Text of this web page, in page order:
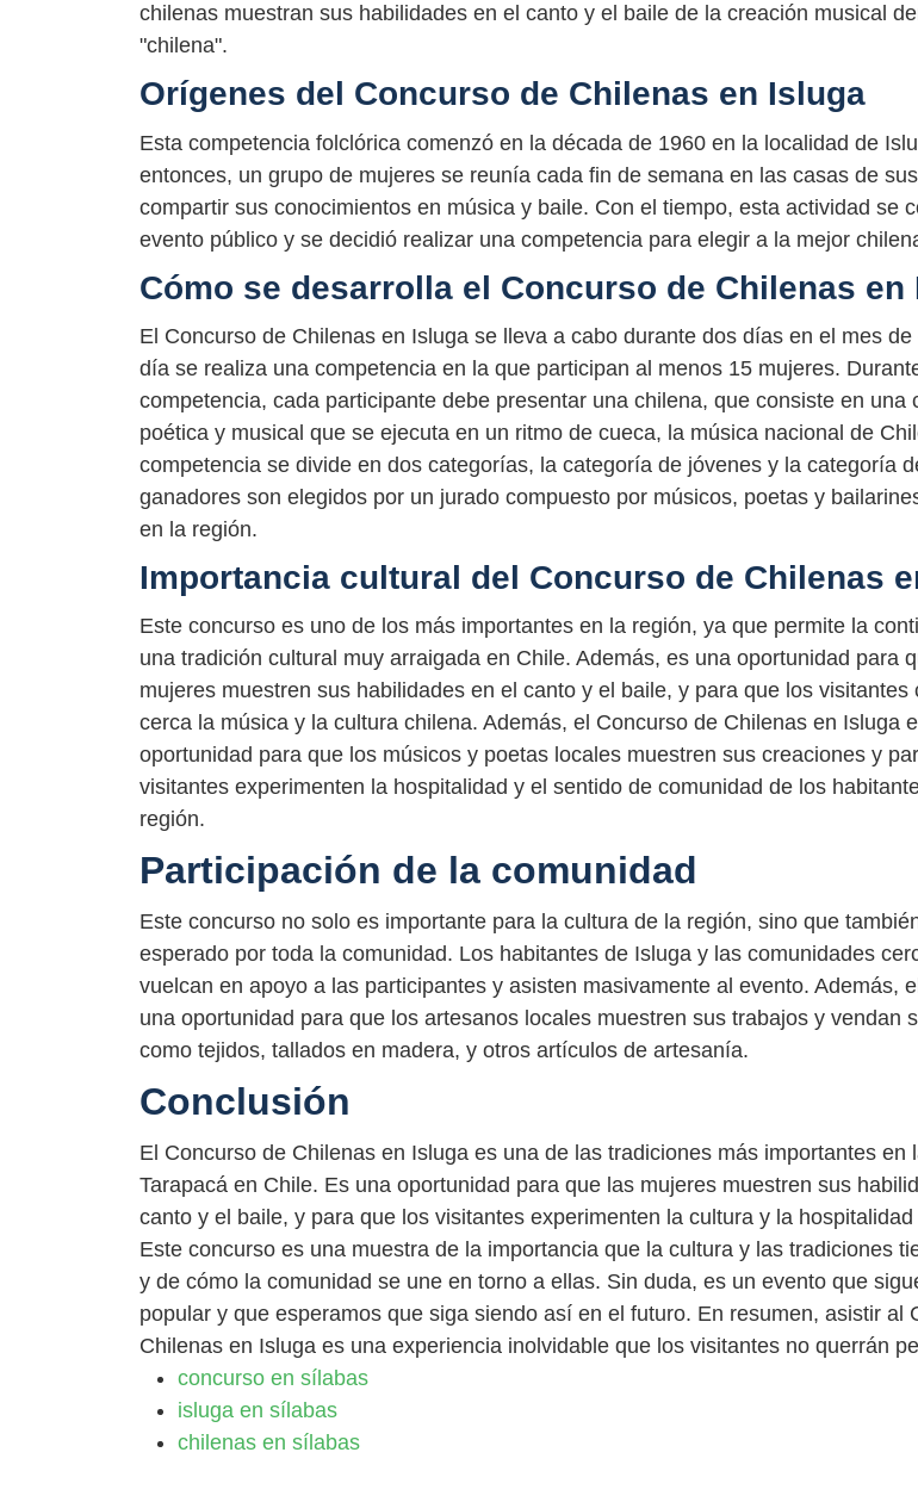
chilenas muestran sus habilidades en el canto y el baile de la creación musical
"chilena".
Orígenes del Concurso de Chilenas en Isluga
Esta competencia folclórica comenzó en la década de 1960 en la localidad de
entonces, un grupo de mujeres se reunía cada fin de semana en las casas de
compartir sus conocimientos en música y baile. Con el tiempo, esta actividad se
evento público y se decidió realizar una competencia para elegir a la mejor
Cómo se desarrolla el Concurso de Chilenas en
El Concurso de Chilenas en Isluga se lleva a cabo durante dos días en el mes de
día se realiza una competencia en la que participan al menos 15 mujeres.
competencia, cada participante debe presentar una chilena, que consiste en una
poética y musical que se ejecuta en un ritmo de cueca, la música nacional de
competencia se divide en dos categorías, la categoría de jóvenes y la categoría
ganadores son elegidos por un jurado compuesto por músicos, poetas y
en la región.
Importancia cultural del Concurso de Chilenas
Este concurso es uno de los más importantes en la región, ya que permite la
una tradición cultural muy arraigada en Chile. Además, es una oportunidad para
mujeres muestren sus habilidades en el canto y el baile, y para que los visitantes
cerca la música y la cultura chilena. Además, el Concurso de Chilenas en Isluga
oportunidad para que los músicos y poetas locales muestren sus creaciones y
visitantes experimenten la hospitalidad y el sentido de comunidad de los
región.
Participación de la comunidad
Este concurso no solo es importante para la cultura de la región, sino que
esperado por toda la comunidad. Los habitantes de Isluga y las comunidades
vuelcan en apoyo a las participantes y asisten masivamente al evento. Además,
una oportunidad para que los artesanos locales muestren sus trabajos y vendan
como tejidos, tallados en madera, y otros artículos de artesanía.
Conclusión
El Concurso de Chilenas en Isluga es una de las tradiciones más importantes en
Tarapacá en Chile. Es una oportunidad para que las mujeres muestren sus
canto y el baile, y para que los visitantes experimenten la cultura y la
Este concurso es una muestra de la importancia que la cultura y las tradiciones
y de cómo la comunidad se une en torno a ellas. Sin duda, es un evento que
popular y que esperamos que siga siendo así en el futuro. En resumen, asistir al
Chilenas en Isluga es una experiencia inolvidable que los visitantes no querrán
concurso en sílabas
isluga en sílabas
chilenas en sílabas